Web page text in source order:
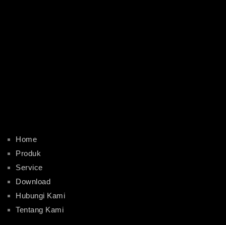
Home
Produk
Service
Download
Hubungi Kami
Tentang Kami